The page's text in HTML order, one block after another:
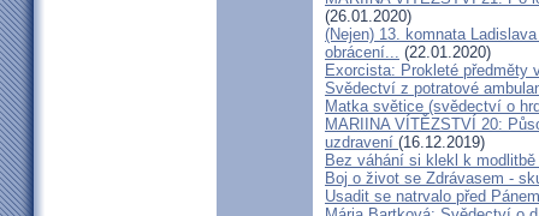
(26.01.2020)
(Nejen) 13. komnata
obrácení... (22.01.2020)
Exorcista: Prokleté předměty
Svědectví z potratové
Matka světice (svědectví o
MARIINA VÍTĚZSTVÍ 20:
uzdravení (16.12.2019)
Bez váhání si klekl k
Boj o život se Zdrávasem -
Usadit se natrvalo před Pánem